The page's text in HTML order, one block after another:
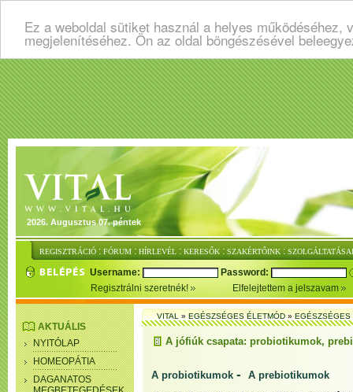
Ez a weboldal sütiket használ a helyes
megjelenítéséhez. Ön az oldal böngészésével
2026. Augusztus 07. péntek
REGISZTRÁCIÓ : FÓRUM : HÍRLEVÉL : KERESŐK : SZAKÉRTŐINK :
Username:
Password:
Regisztrálni szeretnék!
Elfelejtettem a jelszavam
AKTUÁLIS
NYITÓLAP
HOMEOPÁTIA
DAGANATOS
VITAL»EGÉSZSÉGES ÉLETMÓD»
A jófiúk csapata: probiotikumok,
A probiotikumok - A prebiotikumok